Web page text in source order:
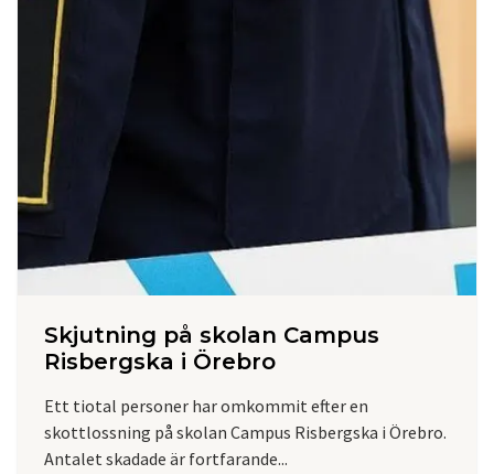
Skjutning på skolan Campus
Risbergska i Örebro
Ett tiotal personer har omkommit efter en
skottlossning på skolan Campus Risbergska i Örebro.
Antalet skadade är fortfarande...